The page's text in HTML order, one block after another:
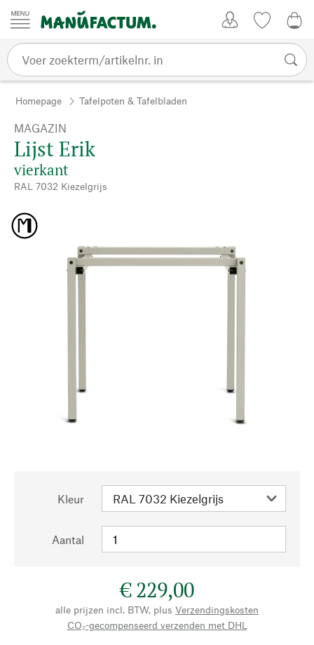
Passer au contenu
Homepage Tafelpoten & Tafelbladen
MAGAZIN
Lijst Erik
vierkant
RAL 7032 Kiezelgrijs
Kleur
Aantal
€ 229,00
alle prijzen incl. BTW, plus Verzendingskosten
CO₂-gecompenseerd verzenden met DHL